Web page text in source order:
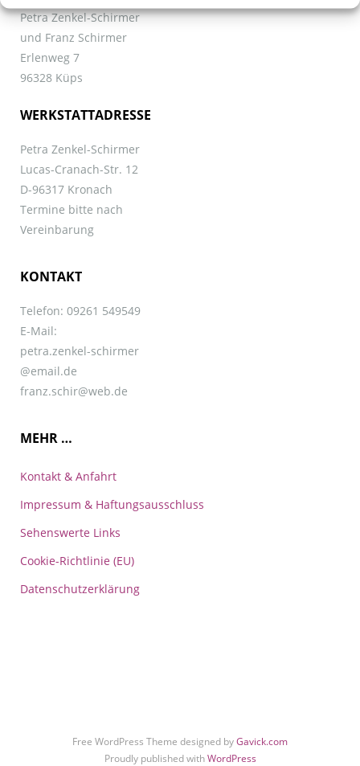
Petra Zenkel-Schirmer
und Franz Schirmer
Erlenweg 7
96328 Küps
WERKSTATTADRESSE
Petra Zenkel-Schirmer
Lucas-Cranach-Str. 12
D-96317 Kronach
Termine bitte nach
Vereinbarung
KONTAKT
Telefon: 09261 549549
E-Mail:
petra.zenkel-schirmer
@email.de
franz.schir@web.de
MEHR …
Kontakt & Anfahrt
Impressum & Haftungsausschluss
Sehenswerte Links
Cookie-Richtlinie (EU)
Datenschutzerklärung
Free WordPress Theme designed byGavick.com
Proudly published withWordPress